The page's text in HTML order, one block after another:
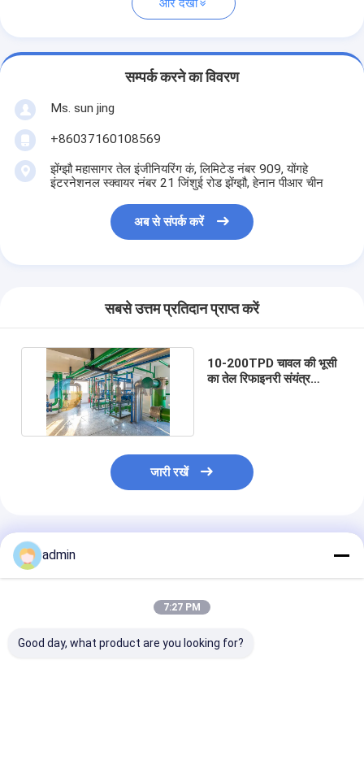
और देखो
सम्पर्क करने का विवरण
Ms. sun jing
+86037160108569
झेंग्झौ महासागर तेल इंजीनियरिंग कं, लिमिटेड नंबर 909, योंगहे
इंटरनेशनल स्क्वायर नंबर 21 जिंशुई रोड झेंग्झौ, हेनान पीआर चीन
अब से संपर्क करें
सबसे उत्तम प्रतिदान प्राप्त करें
10-200TPD चावल की भूसी
का तेल रिफाइनरी संयंत्र
जारी रखें
अनुशंसित उत्पाद
admin
7:27 PM
Good day, what product are you looking for?